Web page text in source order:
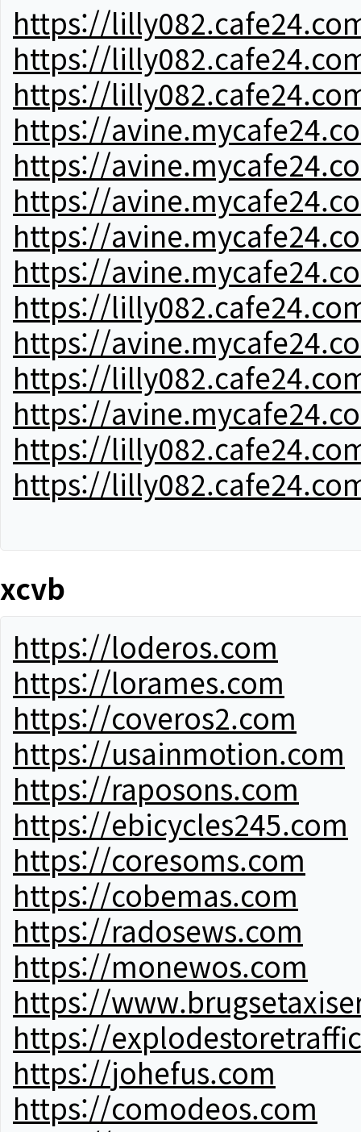
https://
https://
https://
https://
https://
https://
https://
https://
https://
https://
https://
https://
https://
https://
xcvb
https://loderos.com
https://lorames.com
https://coveros2.com
https://usainmotion.com
https://raposons.com
https://ebicycles245.com
https://coresoms.com
https://cobemas.com
https://radosews.com
https://monewos.com
https://
https://
https://johefus.com
https://comodeos.com